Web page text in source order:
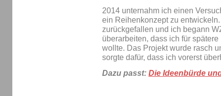
2014 unternahm ich einen
ein Reihenkonzept zu
zurückgefallen und ich begann
überarbeiten, dass ich für
wollte. Das Projekt wurde rasch
sorgte dafür, dass ich vorerst
Dazu passt: Die Ideenbürde